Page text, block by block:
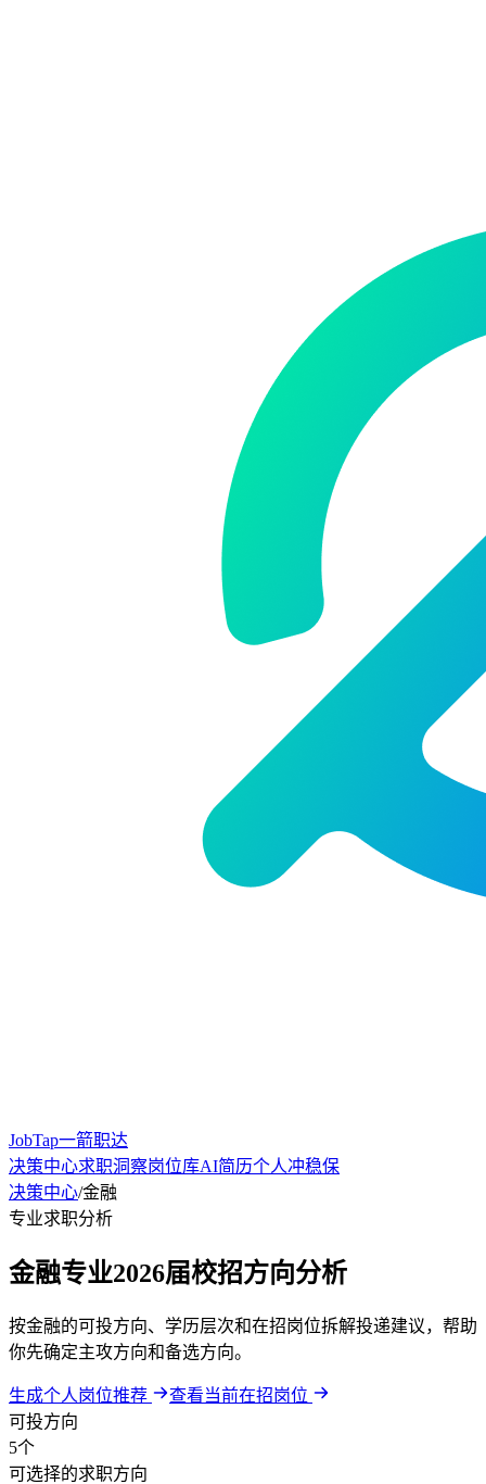
JobTap一箭职达
决策中心求职洞察岗位库AI简历个人冲稳保
决策中心/金融
专业求职分析
金融专业2026届校招方向分析
按金融的可投方向、学历层次和在招岗位拆解投递建议，帮助
你先确定主攻方向和备选方向。
生成个人岗位推荐
查看当前在招岗位
可投方向
5个
可选择的求职方向